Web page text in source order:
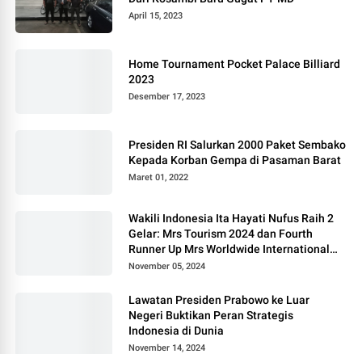
April 15, 2023
Home Tournament Pocket Palace Billiard
2023
Desember 17, 2023
Presiden RI Salurkan 2000 Paket Sembako
Kepada Korban Gempa di Pasaman Barat
Maret 01, 2022
Wakili Indonesia Ita Hayati Nufus Raih 2
Gelar: Mrs Tourism 2024 dan Fourth
Runner Up Mrs Worldwide International
2024, di Pemilihan Mrs Worldwide 2024
November 05, 2024
Lawatan Presiden Prabowo ke Luar
Negeri Buktikan Peran Strategis
Indonesia di Dunia
November 14, 2024